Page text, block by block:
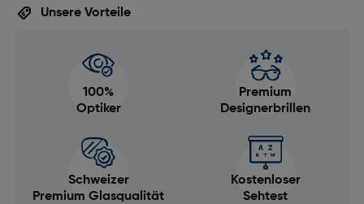
Unsere Vorteile
100%
Optiker
Premium
Designerbrillen
Schweizer
Premium Glasqualität
Kostenloser
Sehtest